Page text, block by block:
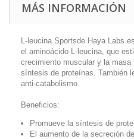
MÁS INFORMACIÓN
L-leucina Sportsde Haya Labs
el aminoácido L-leucina, que
crecimiento muscular y la masa
síntesis de proteínas. También
anti-catabolismo.
Beneficios:
Promueve la síntesis de
El aumento de la secreción